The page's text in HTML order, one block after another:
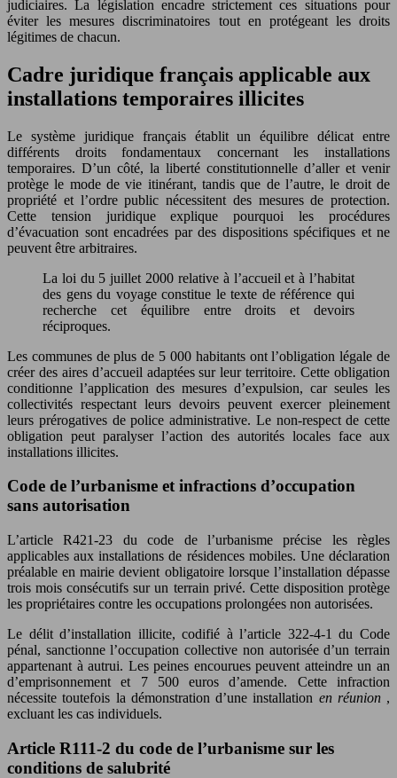
judiciaires. La législation encadre strictement ces situations pour
éviter les mesures discriminatoires tout en protégeant les droits
légitimes de chacun.
Cadre juridique français applicable aux
installations temporaires illicites
Le système juridique français établit un équilibre délicat entre
différents droits fondamentaux concernant les installations
temporaires. D’un côté, la liberté constitutionnelle d’aller et venir
protège le mode de vie itinérant, tandis que de l’autre, le droit de
propriété et l’ordre public nécessitent des mesures de protection.
Cette tension juridique explique pourquoi les procédures
d’évacuation sont encadrées par des dispositions spécifiques et ne
peuvent être arbitraires.
La loi du 5 juillet 2000 relative à l’accueil et à l’habitat
des gens du voyage constitue le texte de référence qui
recherche cet équilibre entre droits et devoirs
réciproques.
Les communes de plus de 5 000 habitants ont l’obligation légale de
créer des aires d’accueil adaptées sur leur territoire. Cette obligation
conditionne l’application des mesures d’expulsion, car seules les
collectivités respectant leurs devoirs peuvent exercer pleinement
leurs prérogatives de police administrative. Le non-respect de cette
obligation peut paralyser l’action des autorités locales face aux
installations illicites.
Code de l’urbanisme et infractions d’occupation
sans autorisation
L’article R421-23 du code de l’urbanisme précise les règles
applicables aux installations de résidences mobiles. Une déclaration
préalable en mairie devient obligatoire lorsque l’installation dépasse
trois mois consécutifs sur un terrain privé. Cette disposition protège
les propriétaires contre les occupations prolongées non autorisées.
Le délit d’installation illicite, codifié à l’article 322-4-1 du Code
pénal, sanctionne l’occupation collective non autorisée d’un terrain
appartenant à autrui. Les peines encourues peuvent atteindre un an
d’emprisonnement et 7 500 euros d’amende. Cette infraction
nécessite toutefois la démonstration d’une installation en réunion ,
excluant les cas individuels.
Article R111-2 du code de l’urbanisme sur les
conditions de salubrité